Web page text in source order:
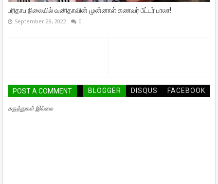
பரிதாப நிலையில் வனிதாவின் முன்னாள் கணவர் பீட்டர் பாலா!
September 29, 2022 0
POST A COMMENT BLOGGER DISQUS FACEBOOK
கருத்துகள் இல்லை